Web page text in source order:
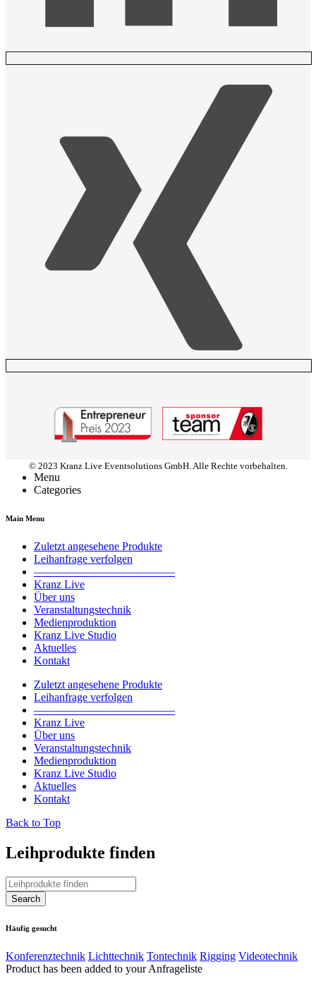
© 2023 Kranz Live Eventsolutions GmbH. Alle Rechte vorbehalten.
Menu
Categories
Main Menu
Zuletzt angesehene Produkte
Leihanfrage verfolgen
————————————–
Kranz Live
Über uns
Veranstaltungstechnik
Medienproduktion
Kranz Live Studio
Aktuelles
Kontakt
Zuletzt angesehene Produkte
Leihanfrage verfolgen
————————————–
Kranz Live
Über uns
Veranstaltungstechnik
Medienproduktion
Kranz Live Studio
Aktuelles
Kontakt
Back to Top
Leihprodukte finden
Häufig gesucht
Konferenztechnik Lichttechnik Tontechnik Rigging Videotechnik
Product has been added to your Anfrageliste